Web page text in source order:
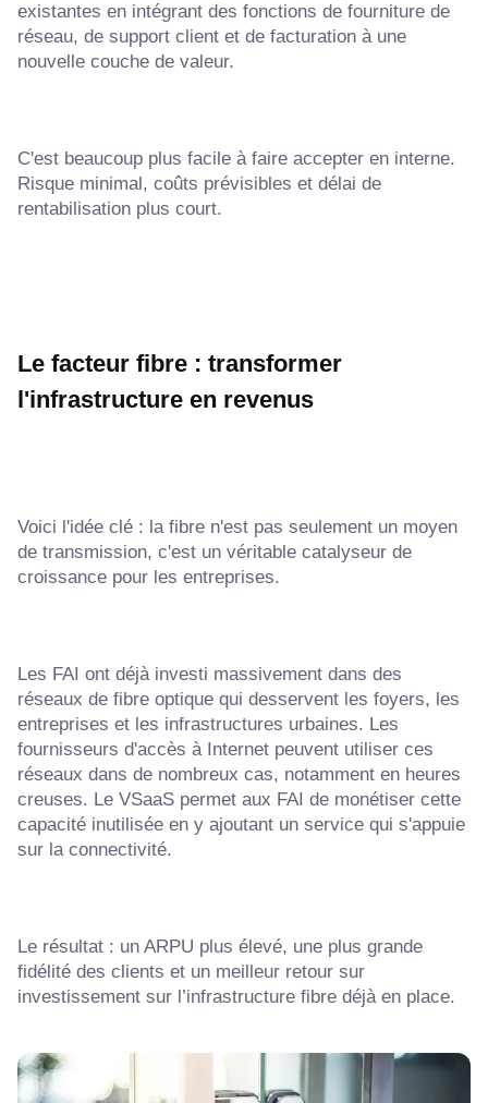
existantes en intégrant des fonctions de fourniture de
réseau, de support client et de facturation à une
nouvelle couche de valeur.
C'est beaucoup plus facile à faire accepter en interne.
Risque minimal, coûts prévisibles et délai de
rentabilisation plus court.
Le facteur fibre : transformer
l'infrastructure en revenus
Voici l'idée clé : la fibre n'est pas seulement un moyen
de transmission, c'est un véritable catalyseur de
croissance pour les entreprises.
Les FAI ont déjà investi massivement dans des
réseaux de fibre optique qui desservent les foyers, les
entreprises et les infrastructures urbaines. Les
fournisseurs d'accès à Internet peuvent utiliser ces
réseaux dans de nombreux cas, notamment en heures
creuses. Le VSaaS permet aux FAI de monétiser cette
capacité inutilisée en y ajoutant un service qui s'appuie
sur la connectivité.
Le résultat : un ARPU plus élevé, une plus grande
fidélité des clients et un meilleur retour sur
investissement sur l’infrastructure fibre déjà en place.